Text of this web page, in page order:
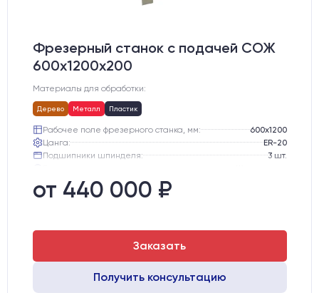
Фрезерный станок с подачей СОЖ
600х1200х200
Материалы для обработки:
Дерево Металл Пластик
Рабочее поле фрезерного станка, мм:
600х1200
Цанга:
ER-20
Подшипники шпинделя:
3 шт.
Двигатели:
от 440 000 ₽
Заказать
Получить консультацию